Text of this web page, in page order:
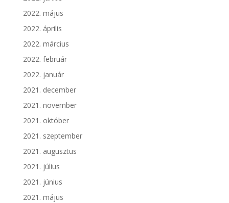
2022. május
2022. április
2022. március
2022. február
2022. január
2021. december
2021. november
2021. október
2021. szeptember
2021. augusztus
2021. július
2021. június
2021. május